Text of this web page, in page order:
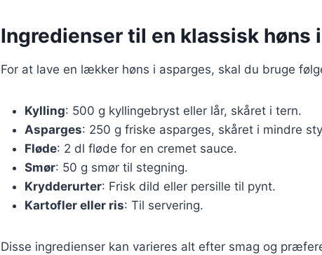
Ingredienser til en klassisk høns
For at lave en lækker høns i asparges, skal du bruge
Kylling: 500 g kyllingebryst eller lår, skåret i tern.
Asparges: 250 g friske asparges, skåret i mindre
Fløde: 2 dl fløde for en cremet sauce.
Smør: 50 g smør til stegning.
Krydderurter: Frisk dild eller persille til pynt.
Kartofler eller ris: Til servering.
Disse ingredienser kan varieres alt efter smag og